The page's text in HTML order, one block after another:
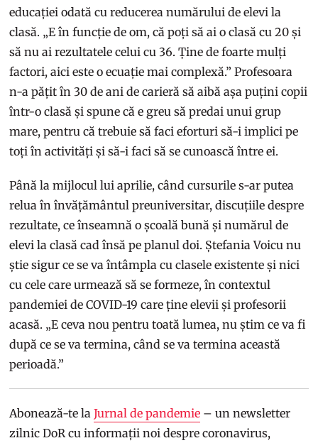
educației odată cu reducerea numărului de elevi la
clasă. „E în funcție de om, că poți să ai o clasă cu 20 și
să nu ai rezultatele celui cu 36. Ține de foarte mulți
factori, aici este o ecuație mai complexă.” Profesoara
n-a pățit în 30 de ani de carieră să aibă așa puțini copii
într-o clasă și spune că e greu să predai unui grup
mare, pentru că trebuie să faci eforturi să-i implici pe
toți în activități și să-i faci să se cunoască între ei.
Până la mijlocul lui aprilie, când cursurile s-ar putea
relua în învățământul preuniversitar, discuțiile despre
rezultate, ce înseamnă o școală bună și numărul de
elevi la clasă cad însă pe planul doi. Ștefania Voicu nu
știe sigur ce se va întâmpla cu clasele existente și nici
cu cele care urmează să se formeze, în contextul
pandemiei de COVID-19 care ține elevii și profesorii
acasă. „E ceva nou pentru toată lumea, nu știm ce va fi
după ce se va termina, când se va termina această
perioadă.”
Abonează-te laJurnal de pandemie – un newsletter
zilnic DoR cu informații noi despre coronavirus,